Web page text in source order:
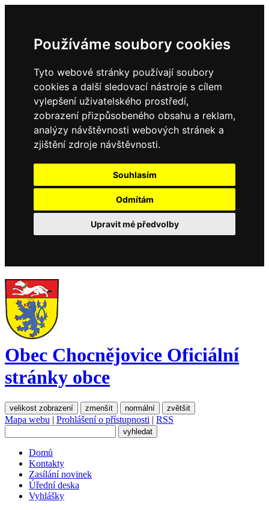
Používáme soubory cookies
Tyto webové stránky používají soubory
cookies a další sledovací nástroje s cílem
vylepšení uživatelského prostředí,
zobrazení přizpůsobeného obsahu a reklam,
analýzy návštěvnosti webových stránek a
zjištění zdroje návštěvnosti.
Souhlasím
Odmítám
Upravit mé předvolby
Obec Chocnějovice Oficiální
stránky obce
velikost zobrazení zmenšit normální zvětšit
Mapa webu | Prohlášení o přístupnosti | RSS
Domů
Kontakty
Zasílání novinek
Úřední deska
Vyhlášky